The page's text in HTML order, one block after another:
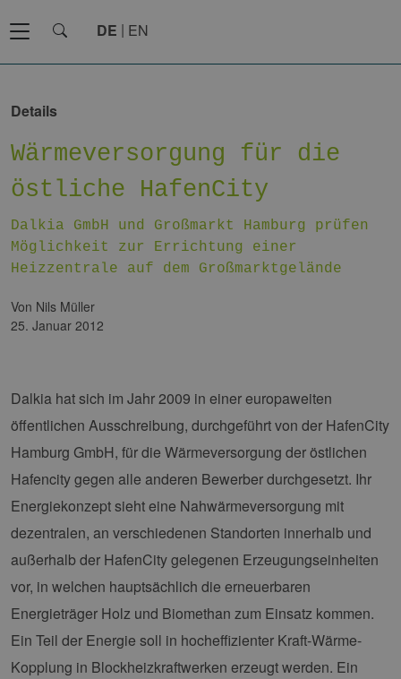
DE EN
Details
Wärmeversorgung für die
östliche HafenCity
Dalkia GmbH und Großmarkt Hamburg prüfen
Möglichkeit zur Errichtung einer
Heizzentrale auf dem Großmarktgelände
Dalkia hat sich im Jahr 2009 in einer europaweiten
öffentlichen Ausschreibung, durchgeführt von der HafenCity
Hamburg GmbH, für die Wärmeversorgung der östlichen
Hafencity gegen alle anderen Bewerber durchgesetzt. Ihr
Energiekonzept sieht eine Nahwärmeversorgung mit
dezentralen, an verschiedenen Standorten innerhalb und
außerhalb der HafenCity gelegenen Erzeugungseinheiten
vor, in welchen hauptsächlich die erneuerbaren
Energieträger Holz und Biomethan zum Einsatz kommen.
Ein Teil der Energie soll in hocheffizienter Kraft-Wärme-
Kopplung in Blockheizkraftwerken erzeugt werden. Ein
von Nils Müller
25. Januar 2012